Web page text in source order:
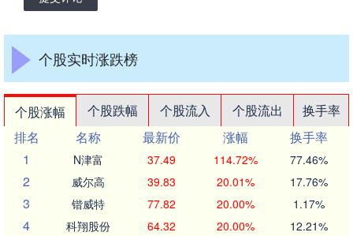
个股实时涨跌榜
个股涨幅 个股跌幅 个股流入 个股流出
换手率
排名
名称 最新价 涨幅
换手率
1
N津富 37.49 114.72% 77.46%
2 威尔高 39.83 20.01% 17.76%
3 锴威特 77.82 20.00% 1.17%
4 科翔股份 64.32 20.00% 12.21%